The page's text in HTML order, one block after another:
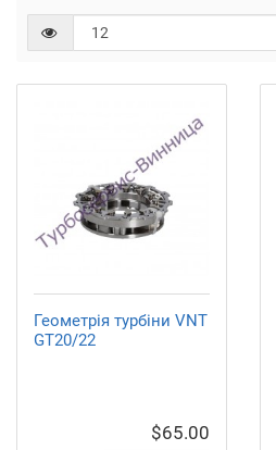
Геометрія турбіни VNT
GT20/22
$65.00